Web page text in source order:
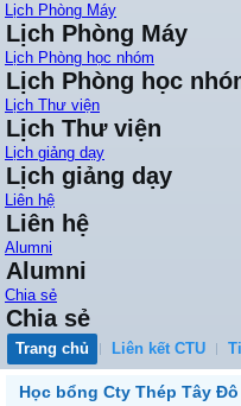
Lịch Phòng Máy
Lịch Phòng Máy
Lịch Phòng học nhóm
Lịch Phòng học
Lịch Thư viện
Lịch Thư viện
Lịch giảng dạy
Lịch giảng dạy
Liên hệ
Liên hệ
Alumni
Alumni
Chia sẻ
Chia sẻ
Trang chủ Liên kết CTU
Học bổng Cty Thép Tây